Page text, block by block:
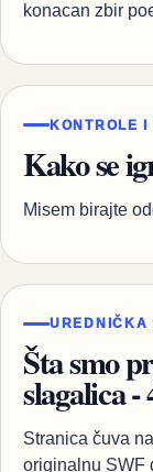
konacan zbir
KONTROLE I
Kako se
Misem birajte
UREDNIČKA
Šta smo
slagalica
Stranica čuva
originalnu SWF